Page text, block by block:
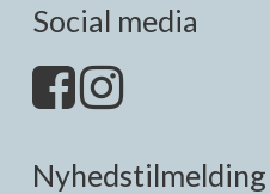
Social media
Nyhedstilmelding